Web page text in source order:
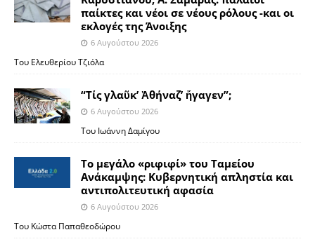
παίκτες και νέοι σε νέους ρόλους -και οι
εκλογές της Άνοιξης
6 Αυγούστου 2026
Του Ελευθερίου Τζιόλα
“Τίς γλαῦκ’ Ἀθήναζ’ ἤγαγεν”;
6 Αυγούστου 2026
Του Ιωάννη Δαμίγου
Το μεγάλο «ριφιφί» του Ταμείου
Ανάκαμψης: Κυβερνητική απληστία και
αντιπολιτευτική αφασία
6 Αυγούστου 2026
Του Κώστα Παπαθεοδώρου